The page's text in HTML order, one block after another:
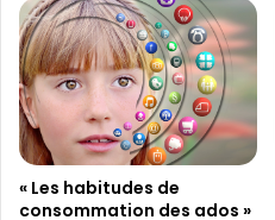
« Les habitudes de
consommation des ados »